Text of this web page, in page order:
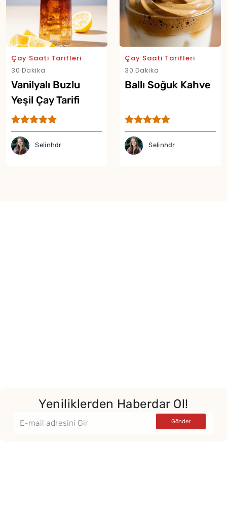
Çay Saati Tarifleri
30 Dakika
Vanilyalı Buzlu
Yeşil Çay Tarifi
Selinhdr
Çay Saati Tarifleri
30 Dakika
Ballı Soğuk Kahve
Selinhdr
Yeniliklerden Haberdar Ol!